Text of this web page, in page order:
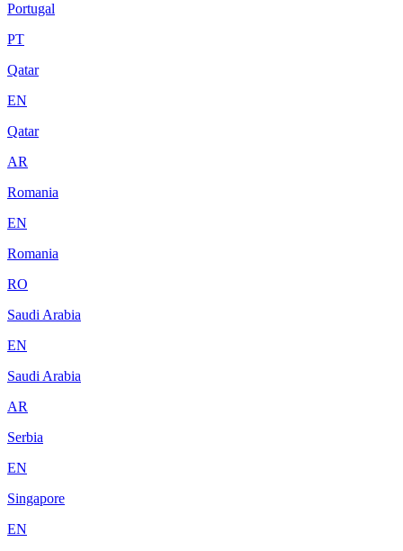
Portugal
PT
Qatar
EN
Qatar
AR
Romania
EN
Romania
RO
Saudi Arabia
EN
Saudi Arabia
AR
Serbia
EN
Singapore
EN